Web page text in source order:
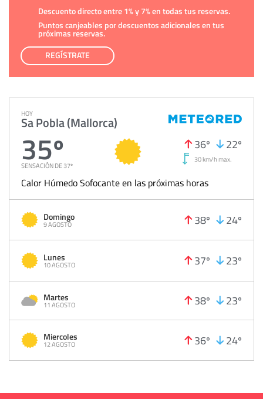
Descuento directo entre 1% y 7% en todas tus reservas.
Puntos canjeables por descuentos adicionales en tus
próximas reservas.
REGÍSTRATE
HOY
Sa Pobla (Mallorca)
35º
SENSACIÓN DE 37º
36º 22º
30 km/h max.
Calor Húmedo Sofocante en las próximas horas
Domingo
9 AGOSTO 38º 24º
Lunes
10 AGOSTO 37º 23º
Martes
11 AGOSTO 38º 23º
Miercoles
12 AGOSTO 36º 24º